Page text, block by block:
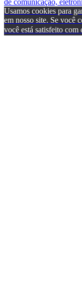
Usamos cookies para
em nosso site. Se você
você está satisfeito com